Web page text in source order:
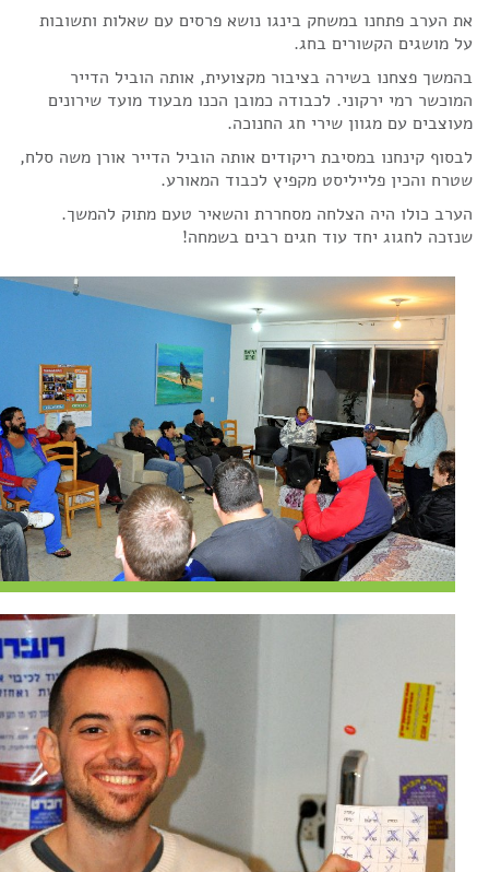
את הערב פתחנו במשחק בינגו נושא פרסים עם שאלות ותשובות
על מושגים הקשורים בחג.
בהמשך פצחנו בשירה בציבור מקצועית, אותה הוביל הדייר
המוכשר רמי ירקוני. לכבודה כמובן הכנו מבעוד מועד שירונים
מעוצבים עם מגוון שירי חג החנוכה.
לבסוף קינחנו במסיבת ריקודים אותה הוביל הדייר אורן משה סלח,
שטרח והכין פלייליסט מקפיץ לכבוד המאורע.
הערב כולו היה הצלחה מסחררת והשאיר טעם מתוק להמשך.
שנזכה לחגוג יחד עוד חגים רבים בשמחה!